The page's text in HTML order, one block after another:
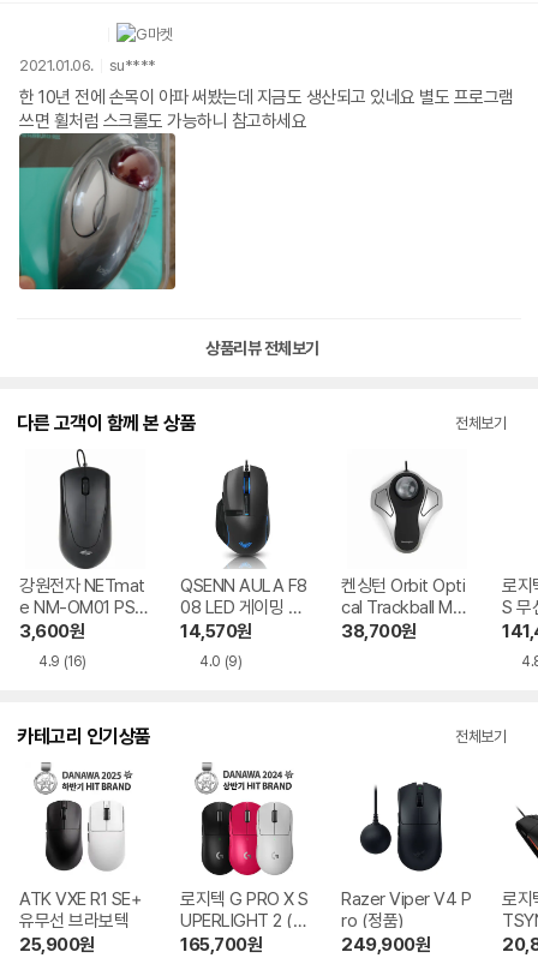
2021.01.06. su****
한 10년 전에 손목이 아파 써봤는데 지금도 생산되고 있네요 별도 프로그램
쓰면 휠처럼 스크롤도 가능하니 참고하세요
상품리뷰 전체보기
다른 고객이 함께 본 상품 전체보기
강원전자 NETmat
e NM-OM01 PS/2
광 마우스
3,600원
4.9 (16)
QSENN AULA F8
08 LED 게이밍 마
우스
14,570원
4.0 (9)
켄싱턴 Orbit Opti
cal Trackball Mou
se 해외구매
38,700원
로지
S 무
카테고리 인기상품 전체보기
ATK VXE R1 SE+
유무선 브라보텍
25,900원
로지텍 G PRO X S
UPERLIGHT 2 (정
품)
165,700원
Razer Viper V4 P
ro (정품)
249,900원
로지